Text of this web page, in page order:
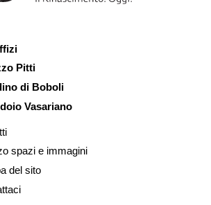
Pitti
di Boboli
Vasariano
spazi e immagini
del sito